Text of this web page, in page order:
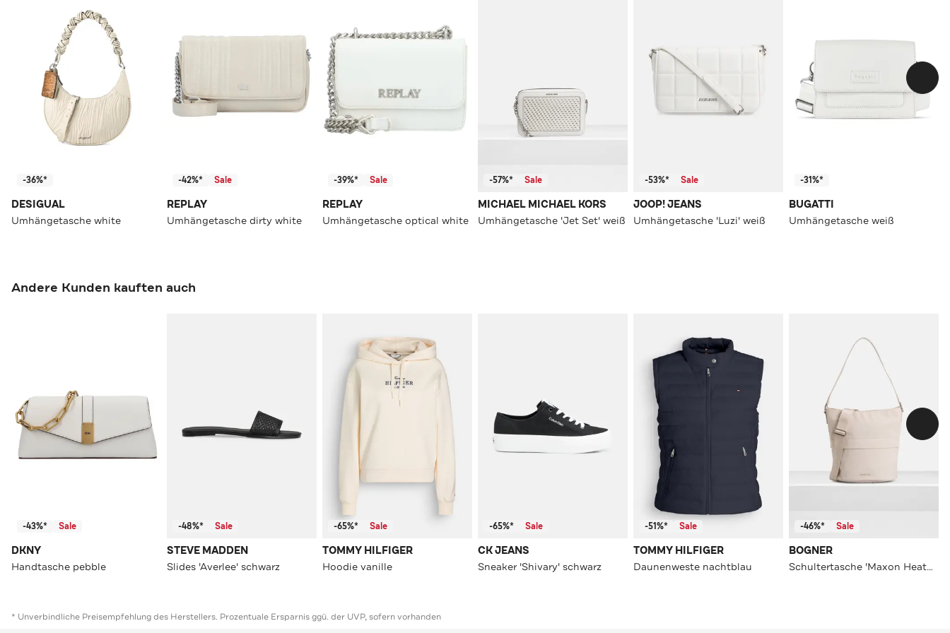
-36%*
DESIGUAL
Umhängetasche white
-42%* Sale
REPLAY
Umhängetasche dirty white
-39%* Sale
REPLAY
Umhängetasche optical white
-57%* Sale
MICHAEL MICHAEL KORS
Umhängetasche 'Jet Set' weiß
-53%* Sale
JOOP! JEANS
Umhängetasche 'Luzi' weiß
-31%*
BUGATTI
Umhängetasche weiß
Andere Kunden kauften auch
-43%* Sale
DKNY
Handtasche pebble
-48%* Sale
STEVE MADDEN
Slides 'Averlee' schwarz
-65%* Sale
TOMMY HILFIGER
Hoodie vanille
-65%* Sale
CK JEANS
Sneaker 'Shivary' schwarz
-51%* Sale
TOMMY HILFIGER
Daunenweste nachtblau
-46%* Sale
BOGNER
Schultertasche 'Maxon Heather' creme
* Unverbindliche Preisempfehlung des Herstellers. Prozentuale Ersparnis ggü. der UVP, sofern vorhanden